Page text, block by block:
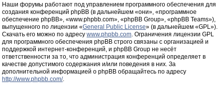
Наши форумы работают под управлением программного обеспечения для
создания конференций phpBB (в дальнейшем «они», «программное
обеспечение phpBB», «www.phpbb.com», «phpBB Group», «phpBB Teams»),
выпущенного по лицензии «General Public License» (в дальнейшем «GPL»).
Скачать его можно по адресу www.phpbb.com. Ограничения лицензии GPL
для программного обеспечения phpBB строго связаны с организацией и
поддержкой интернет-конференций, и phpBB Group не несёт
ответственности за то, что администрация конференций определяет в
качестве допустимого содержания и/или поведения в них. За
дополнительной информацией о phpBB обращайтесь по адресу
http://www.phpbb.com/.